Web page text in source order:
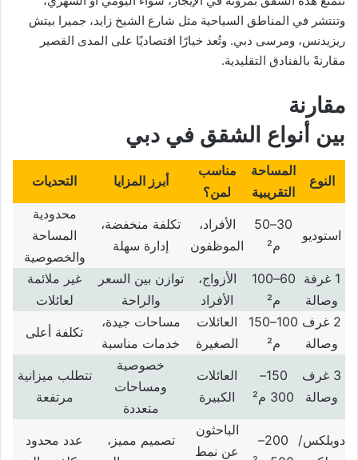
وتنتشر في المناطق السياحية مثل شارع الشيخ زايد، جميرا بيتش
ريزيدنس، ومرسى دبي. وتُعد خيارًا اقتصاديًا على المدى القصير
مقارنةً بالفنادق التقليدية.
مقارنة
بين أنواع الشقق في دبي
النوع
المساحة
التقريبية
مناسب
لمن؟
أبرز المزايا التحديات
استوديو
30–50
م²
الأفراد،
الموظفون
تكلفة منخفضة،
إدارة سهلة
محدودية
المساحة
والخصوصية
1 غرفة
وصالة
60–100
م²
الأزواج،
الأفراد
توازن بين السعر
والراحة
غير ملائمة
لعائلات
2 غرف
وصالة
100–150
م²
العائلات
الصغيرة
مساحات جيدة،
خدمات مناسبة
تكلفة أعلى
3 غرف
وصالة
150–
300 م²
العائلات
الكبيرة
خصوصية
ومساحات
متعددة
تتطلب ميزانية
مرتفعة
دوبلكس/
200–
الباحثون
عن نمط
تصميم مميز،
عدد محدود